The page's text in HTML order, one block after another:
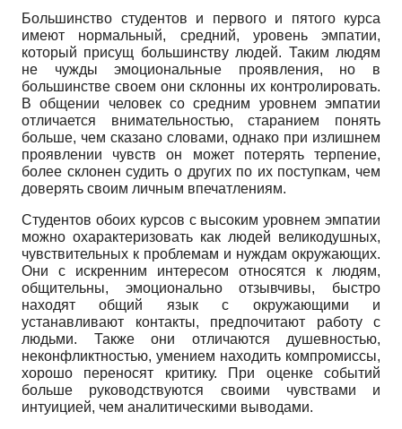
Большинство студентов и первого и пятого курса
имеют нормальный, средний, уровень эмпатии,
который присущ большинству людей. Таким людям
не чужды эмоциональные проявления, но в
большинстве своем они склонны их контролировать.
В общении человек со средним уровнем эмпатии
отличается внимательностью, старанием понять
больше, чем сказано словами, однако при излишнем
проявлении чувств он может потерять терпение,
более склонен судить о других по их поступкам, чем
доверять своим личным впечатлениям.
Студентов обоих курсов с высоким уровнем эмпатии
можно охарактеризовать как людей великодушных,
чувствительных к проблемам и нуждам окружающих.
Они с искренним интересом относятся к людям,
общительны, эмоционально отзывчивы, быстро
находят общий язык с окружающими и
устанавливают контакты, предпочитают работу с
людьми. Также они отличаются душевностью,
неконфликтностью, умением находить компромиссы,
хорошо переносят критику. При оценке событий
больше руководствуются своими чувствами и
интуицией, чем аналитическими выводами.